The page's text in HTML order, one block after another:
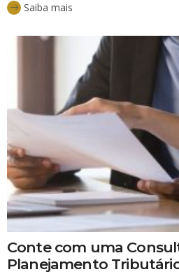
Saiba mais
Conte com uma
Planejamento